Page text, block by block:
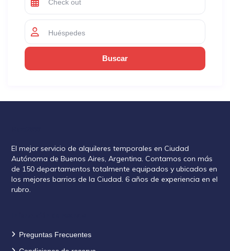
Huéspedes
El mejor servicio de alquileres temporales en Ciudad
Autónoma de Buenos Aires, Argentina. Contamos con más
de 150 departamentos totalmente equipados y ubicados en
los mejores barrios de la Ciudad. 6 años de experiencia en el
rubro.
Preguntas Frecuentes